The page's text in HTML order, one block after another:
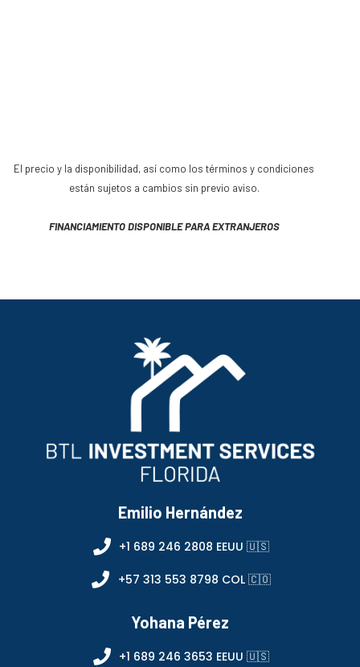
El precio y la disponibilidad, así como los términos y condiciones
están sujetos a cambios sin previo aviso.
FINANCIAMIENTO DISPONIBLE PARA EXTRANJEROS
Emilio Hernández
+1 689 246 2808 EEUU 🇺🇸
+57 313 553 8798 COL 🇨🇴
Yohana Pérez
+1 689 246 3653 EEUU 🇺🇸